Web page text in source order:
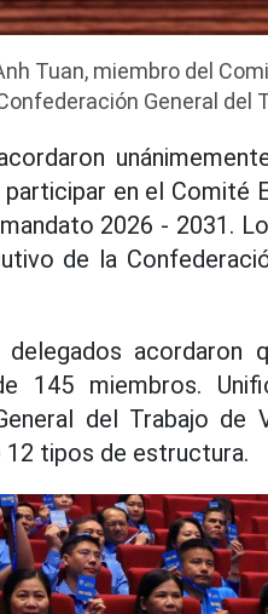
Tuan, miembro del
General del
en el Comité
2026 - 2031.
de la
145 miembros.
del Trabajo
tipos de estructura.